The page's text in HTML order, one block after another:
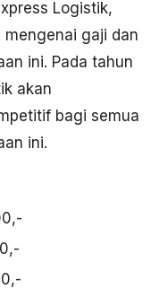
Logistik,
gaji dan
ini. Pada tahun
akan
bagi semua
ini.